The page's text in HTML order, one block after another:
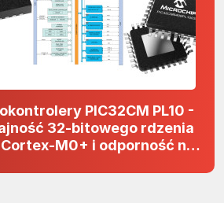
PIC32CM PL10 -
32-bitowego rdzenia
M0+ i odporność na